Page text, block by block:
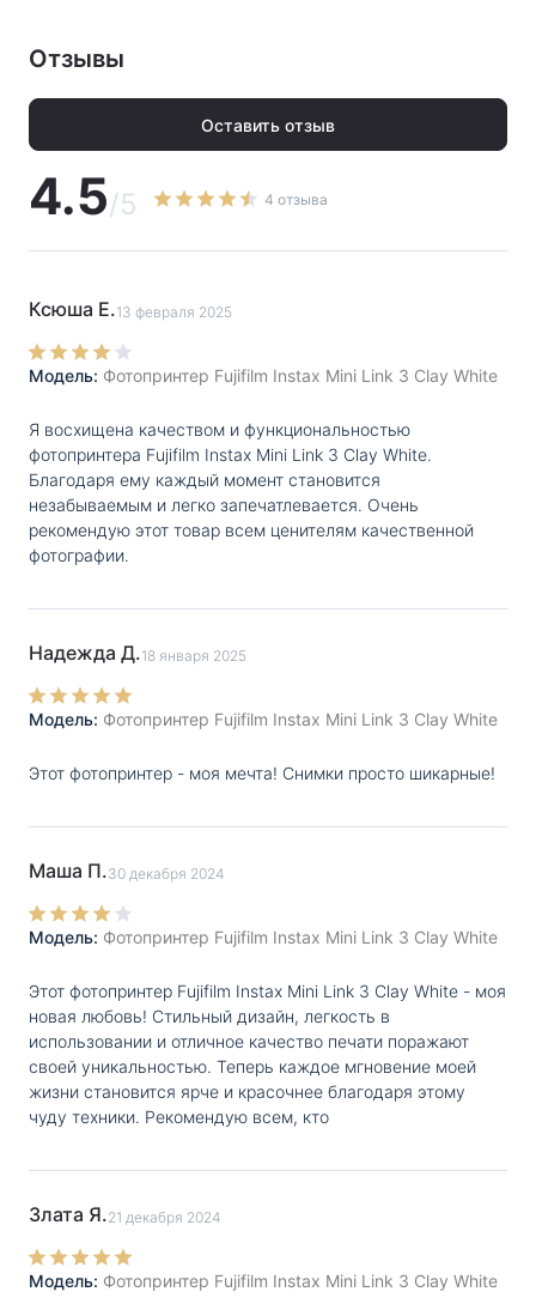
Отзывы
4.5/5 4 отзыва
Оставить отзыв
Ксюша Е.13 февраля 2025
Модель: Фотопринтер Fujifilm Instax Mini Link 3 Clay White
Я восхищена качеством и функциональностью
фотопринтера Fujifilm Instax Mini Link 3 Clay White.
Благодаря ему каждый момент становится
незабываемым и легко запечатлевается. Очень
рекомендую этот товар всем ценителям качественной
фотографии.
Надежда Д.18 января 2025
Модель: Фотопринтер Fujifilm Instax Mini Link 3 Clay White
Этот фотопринтер - моя мечта! Снимки просто шикарные!
Маша П.30 декабря 2024
Модель: Фотопринтер Fujifilm Instax Mini Link 3 Clay White
Этот фотопринтер Fujifilm Instax Mini Link 3 Clay White - моя
новая любовь! Стильный дизайн, легкость в
использовании и отличное качество печати поражают
своей уникальностью. Теперь каждое мгновение моей
жизни становится ярче и красочнее благодаря этому
чуду техники. Рекомендую всем, кто
Злата Я.21 декабря 2024
Модель: Фотопринтер Fujifilm Instax Mini Link 3 Clay White